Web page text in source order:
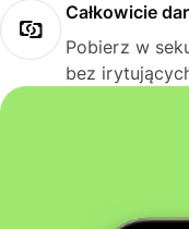
Całkowicie
Pobierz w
bez